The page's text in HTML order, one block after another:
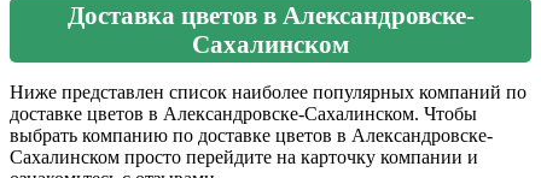
Доставка цветов в Александровске-
Сахалинском
Ниже представлен список наиболее популярных компаний по
доставке цветов в Александровске-Сахалинском. Чтобы
выбрать компанию по доставке цветов в Александровске-
Сахалинском просто перейдите на карточку компании и